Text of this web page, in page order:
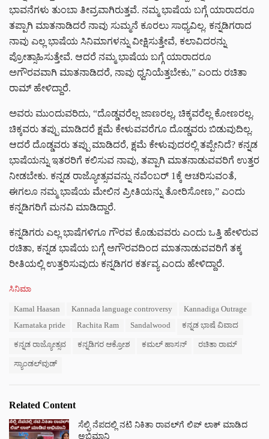
ಭಾವನೆಗಳು ತುಂಬಾ ತೀವ್ರವಾಗಿರುತ್ತವೆ. ನಮ್ಮ ಭಾಷೆಯ ಬಗ್ಗೆ ಯಾರಾದರೂ
ತಪ್ಪಾಗಿ ಮಾತನಾಡಿದರೆ ನಾವು ಸುಮ್ಮನೆ ಕೂರಲು ಸಾಧ್ಯವಿಲ್ಲ. ಕನ್ನಡಿಗರಾದ
ನಾವು ಎಲ್ಲ ಭಾಷೆಯ ಸಿನಿಮಾಗಳನ್ನು ವೀಕ್ಷಿಸುತ್ತೇವೆ, ಕಲಾವಿದರನ್ನು
ಪ್ರೋತ್ಸಾಹಿಸುತ್ತೇವೆ. ಆದರೆ ನಮ್ಮ ಭಾಷೆಯ ಬಗ್ಗೆ ಯಾರಾದರೂ
ಅಗೌರವವಾಗಿ ಮಾತನಾಡಿದರೆ, ನಾವು ಧ್ವನಿಯೆತ್ತಬೇಕು,” ಎಂದು ರಚಿತಾ
ರಾಮ್ ಹೇಳಿದ್ದಾರೆ.
ಅವರು ಮುಂದುವರಿದು, “ದೊಡ್ಡವರೆಲ್ಲ ಜಾಣರಲ್ಲ, ಚಿಕ್ಕವರೆಲ್ಲ ಕೋಣರಲ್ಲ.
ಚಿಕ್ಕವರು ತಪ್ಪು ಮಾಡಿದರೆ ಕ್ಷಮೆ ಕೇಳುವವರೆಗೂ ದೊಡ್ಡವರು ಬಿಡುವುದಿಲ್ಲ.
ಆದರೆ ದೊಡ್ಡವರು ತಪ್ಪು ಮಾಡಿದರೆ, ಕ್ಷಮೆ ಕೇಳುವುದರಲ್ಲಿ ತಪ್ಪೇನಿದೆ? ಕನ್ನಡ
ಭಾಷೆಯನ್ನು ಇತರರಿಗೆ ಕಲಿಸುವ ನಾವು, ತಪ್ಪಾಗಿ ಮಾತನಾಡುವವರಿಗೆ ಉತ್ತರ
ನೀಡಬೇಕು. ಕನ್ನಡ ರಾಜ್ಯೋತ್ಸವವನ್ನು ನವೆಂಬರ್ 1ಕ್ಕೆ ಆಚರಿಸುವಂತೆ,
ಈಗಲೂ ನಮ್ಮ ಭಾಷೆಯ ಮೇಲಿನ ಪ್ರೀತಿಯನ್ನು ತೋರಿಸೋಣ,” ಎಂದು
ಕನ್ನಡಿಗರಿಗೆ ಮನವಿ ಮಾಡಿದ್ದಾರೆ.
ಕನ್ನಡಿಗರು ಎಲ್ಲ ಭಾಷೆಗಳಿಗೂ ಗೌರವ ಕೊಡುವವರು ಎಂದು ಒತ್ತಿ ಹೇಳಿರುವ
ರಚಿತಾ, ಕನ್ನಡ ಭಾಷೆಯ ಬಗ್ಗೆ ಅಗೌರವದಿಂದ ಮಾತನಾಡುವವರಿಗೆ ತಕ್ಕ
ರೀತಿಯಲ್ಲಿ ಉತ್ತರಿಸುವುದು ಕನ್ನಡಿಗರ ಕರ್ತವ್ಯ ಎಂದು ಹೇಳಿದ್ದಾರೆ.
C
ಸಿನಿಮಾ
Kamal Haasan Kannada language controversy
Kannadiga Outrage
Karnataka pride
Rachita Ram Sandalwood ಕನ್ನಡ ಭಾಷೆ ವಿವಾದ
ಕನ್ನಡ ರಾಜ್ಯೋತ್ಸವ ಕನ್ನಡಿಗರ ಆಕ್ರೋಶ ಕಮಲ್ ಹಾಸನ್ ರಚಿತಾ ರಾಮ್
ಸ್ಯಾಂಡಲ್‌ವುಡ್
Related Content
ಸೆಲ್ಫಿ ನೆಪದಲ್ಲಿ ನಟಿ ನಿಕಿತಾ ರಾವಲ್‌‌ಗೆ ಲಿಪ್ ಲಾಕ್ ಮಾಡಿದ
ಅಭಿಮಾನಿ